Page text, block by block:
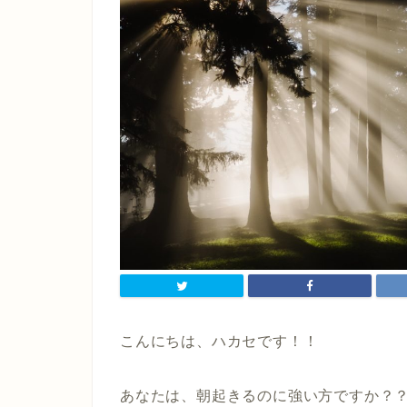
こんにちは、ハカセです！！
あなたは、朝起きるのに強い方ですか？